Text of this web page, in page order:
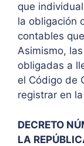
que
la obligación
contables
Asimismo,
obligadas a
el Código de
registrar en
DECRETO
LA